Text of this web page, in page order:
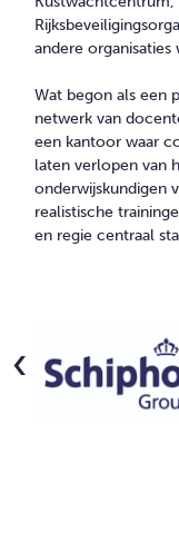
andere
Wat begon als een
netwerk van
een kantoor waar
laten verlopen van
onderwijskundigen
realistische
en regie centraal